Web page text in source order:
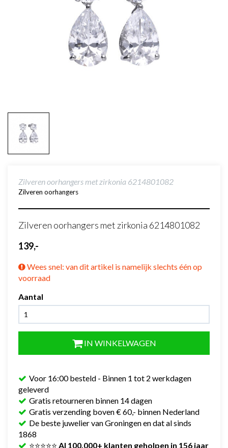
Zilveren oorhangers met zirkonia 6214801082
Zilveren oorhangers
Zilveren oorhangers met zirkonia 6214801082
139,-
Wees snel: van dit artikel is namelijk slechts één op
voorraad
Aantal
IN WINKELWAGEN
Voor 16:00 besteld - Binnen 1 tot 2 werkdagen
geleverd
Gratis retourneren binnen 14 dagen
Gratis verzending boven € 60,- binnen Nederland
De beste juwelier van Groningen en dat al sinds
1868
⭐⭐⭐⭐⭐ Al 100.000+ klanten geholpen in 156 jaar